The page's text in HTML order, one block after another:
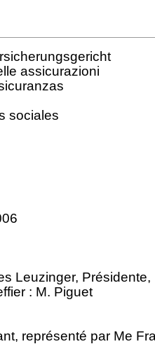
assicurazioni
sociales
Leuzinger,
: M. Piguet
représenté par Me